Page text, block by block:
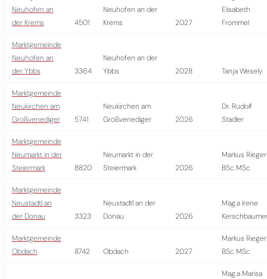
Neuhofen an
der Krems
4501
Neuhofen an der
Krems
2027
Elisabeth
Frommel
Marktgemeinde
Neuhofen an
der Ybbs
3364
Neuhofen an der
Ybbs
2028 Tanja Wesely
Marktgemeinde
Neukirchen am
Großvenediger
5741
Neukirchen am
Großvenediger
2026
Dr. Rudolf
Stadler
Marktgemeinde
Neumarkt in der
Steiermark
8820
Neumarkt in der
Steiermark
2026
Markus Rieger
BSc MSc
Marktgemeinde
Neustadtl an
der Donau
3323
Neustadtl an der
Donau
2026
Mag.a Irene
Marktgemeinde
Obdach
8742 Obdach 2027
Markus Rieger
BSc MSc
Mag.a Marisa